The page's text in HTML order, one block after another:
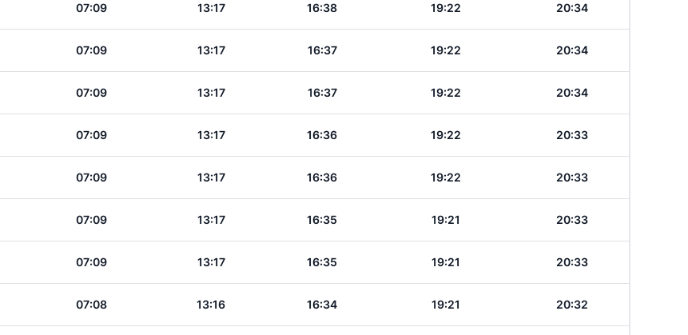
07:09 13:17 16:38 19:22 20:34
07:09 13:17 16:37 19:22 20:34
07:09 13:17 16:37 19:22 20:34
07:09 13:17 16:36 19:22 20:33
07:09 13:17 16:36 19:22 20:33
07:09 13:17 16:35 19:21 20:33
07:09 13:17 16:35 19:21 20:33
07:08 13:16 16:34 19:21 20:32